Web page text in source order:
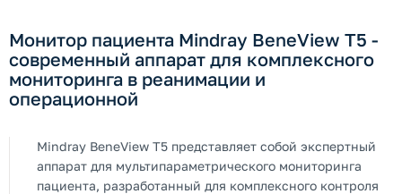
Монитор пациента Mindray BeneView T5 -
современный аппарат для комплексного
мониторинга в реанимации и
операционной
Mindray BeneView T5 представляет собой экспертный
аппарат для мультипараметрического мониторинга
пациента, разработанный для комплексного контроля